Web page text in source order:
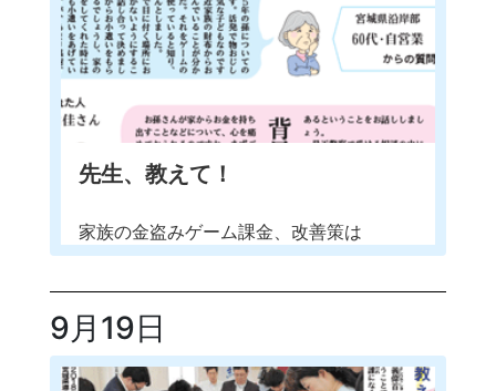
先生、教えて！
家族の金盗みゲーム課金、改善策は
9月19日